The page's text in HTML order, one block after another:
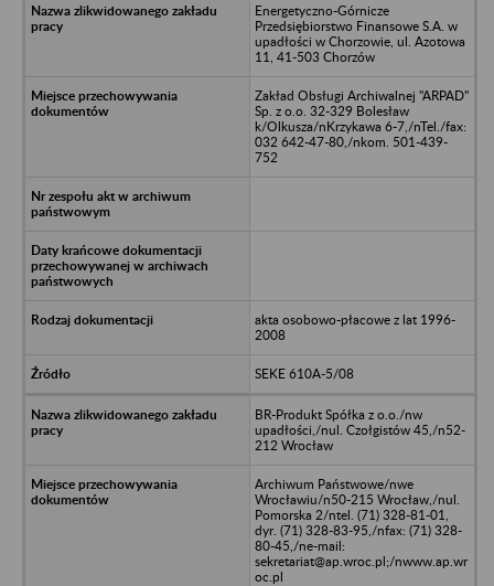
Energetyczno-Górnicze
Przedsiębiorstwo Finansowe S.A. w
upadłości w Chorzowie, ul. Azotowa
11, 41-503 Chorzów
Zakład Obsługi Archiwalnej "ARPAD"
Sp. z o.o. 32-329 Bolesław
k/Olkusza/nKrzykawa 6-7,/nTel./fax:
032 642-47-80,/nkom. 501-439-
752
akta osobowo-płacowe z lat 1996-
2008
SEKE 610A-5/08
BR-Produkt Spółka z o.o./nw
upadłości,/nul. Czołgistów 45,/n52-
212 Wrocław
Archiwum Państwowe/nwe
Wrocławiu/n50-215 Wrocław,/nul.
Pomorska 2/ntel. (71) 328-81-01,
dyr. (71) 328-83-95,/nfax: (71) 328-
80-45,/ne-mail:
sekretariat@ap.wroc.pl;/nwww.ap.wr
oc.pl